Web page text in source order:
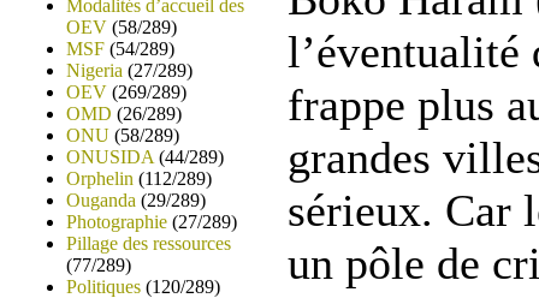
Modalités d’accueil des
OEV (58/289)
MSF (54/289)
Nigeria (27/289)
OEV (269/289)
OMD (26/289)
ONU (58/289)
ONUSIDA (44/289)
Orphelin (112/289)
Ouganda (29/289)
Photographie (27/289)
Pillage des ressources
(77/289)
Politiques (120/289)
l’éventualité
frappe plus
grandes
sérieux. Car
un pôle de